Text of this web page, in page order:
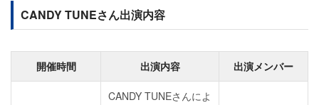
CANDY TUNEさん出演内容
開催時間 出演内容 出演メンバー
CANDY TUNEさんによ